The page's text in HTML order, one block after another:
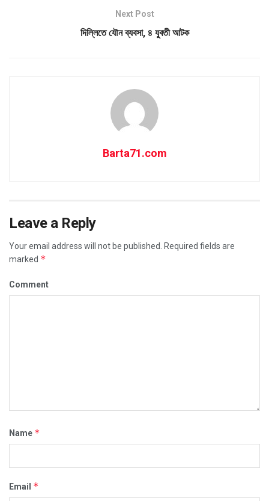
Next Post
দিল্লিতে যৌন ব্যবসা, ৪ যুবতী আটক
Barta71.com
Leave a Reply
Your email address will not be published. Required fields are
marked *
Comment
Name *
Email *